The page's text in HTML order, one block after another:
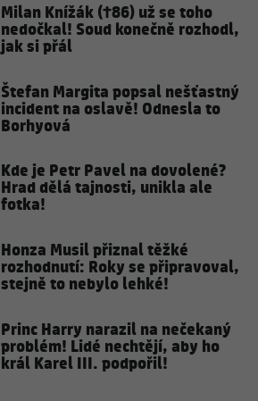
Milan Knížák (†86) už se toho
nedočkal! Soud konečně rozhodl,
jak si přál
Štefan Margita popsal nešťastný
incident na oslavě! Odnesla to
Borhyová
Kde je Petr Pavel na dovolené?
Hrad dělá tajnosti, unikla ale
fotka!
Honza Musil přiznal těžké
rozhodnutí: Roky se připravoval,
stejně to nebylo lehké!
Princ Harry narazil na nečekaný
problém! Lidé nechtějí, aby ho
král Karel III. podpořil!